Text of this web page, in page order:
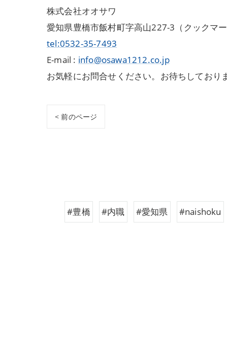
株式会社オオサワ
愛知県豊橋市飯村町字高山227-3（クックマ
tel:0532-35-7493
E-mail : info@osawa1212.co.jp
お気軽にお問合せください。お待ちしており
< 前のページ
#豊橋 #内職 #愛知県 #naishoku